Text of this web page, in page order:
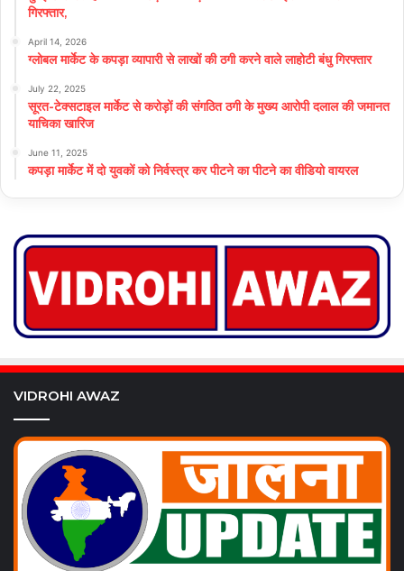
गिरफ्तार,
April 14, 2026
ग्लोबल मार्केट के कपड़ा व्यापारी से लाखों की ठगी करने वाले लाहोटी बंधु गिरफ्तार
July 22, 2025
सूरत-टेक्सटाइल मार्केट से करोड़ों की संगठित ठगी के मुख्य आरोपी दलाल की जमानत
याचिका खारिज
June 11, 2025
कपड़ा मार्केट में दो युवकों को निर्वस्त्र कर पीटने का पीटने का वीडियो वायरल
VIDROHI AWAZ